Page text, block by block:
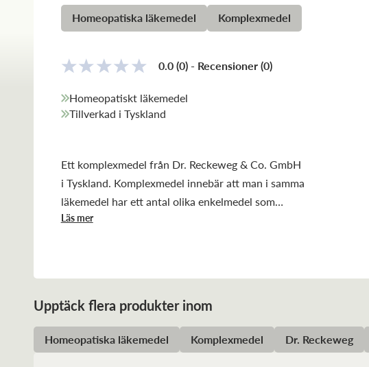
Homeopatiska läkemedel Komplexmedel
0.0(0) - Recensioner(0)
Homeopatiskt läkemedel
Tillverkad i Tyskland
Ett komplexmedel från Dr. Reckeweg & Co. GmbH
i Tyskland. Komplexmedel innebär att man i samma
läkemedel har ett antal olika enkelmedel som
samverkar inom ett visst indikationsområde.
Läs mer
R81
198 kr
R10
198
Upptäck flera produkter inom
Homeopatiska läkemedel Komplexmedel Dr. Reckeweg